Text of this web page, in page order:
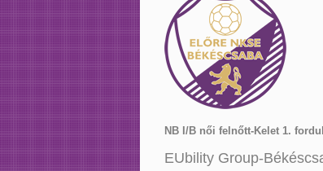
NB I/B női felnőtt-Kelet 1.
EUbility Group-